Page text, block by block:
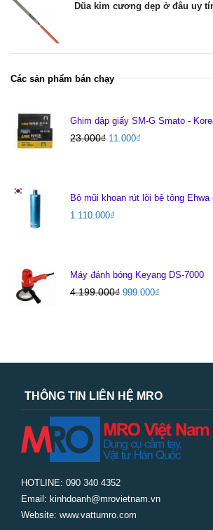
Dũa kim cương dẹp ở đâu uy
Các sản phẩm bán chạy
Ghim dập giấy SM-G Smato -
23.000₫ 11.000₫
Bộ mũi khoan rút lõi bê tông Ehwa
1.110.000₫
Máy đánh bóng Keyang DS-7000
4.199.000₫ 999.000₫
THÔNG TIN LIÊN HỆ MRO
HOTLINE: 090 340 4352
Email: kinhdoanh@mrovietnam.vn
Website: www.vattumro.com